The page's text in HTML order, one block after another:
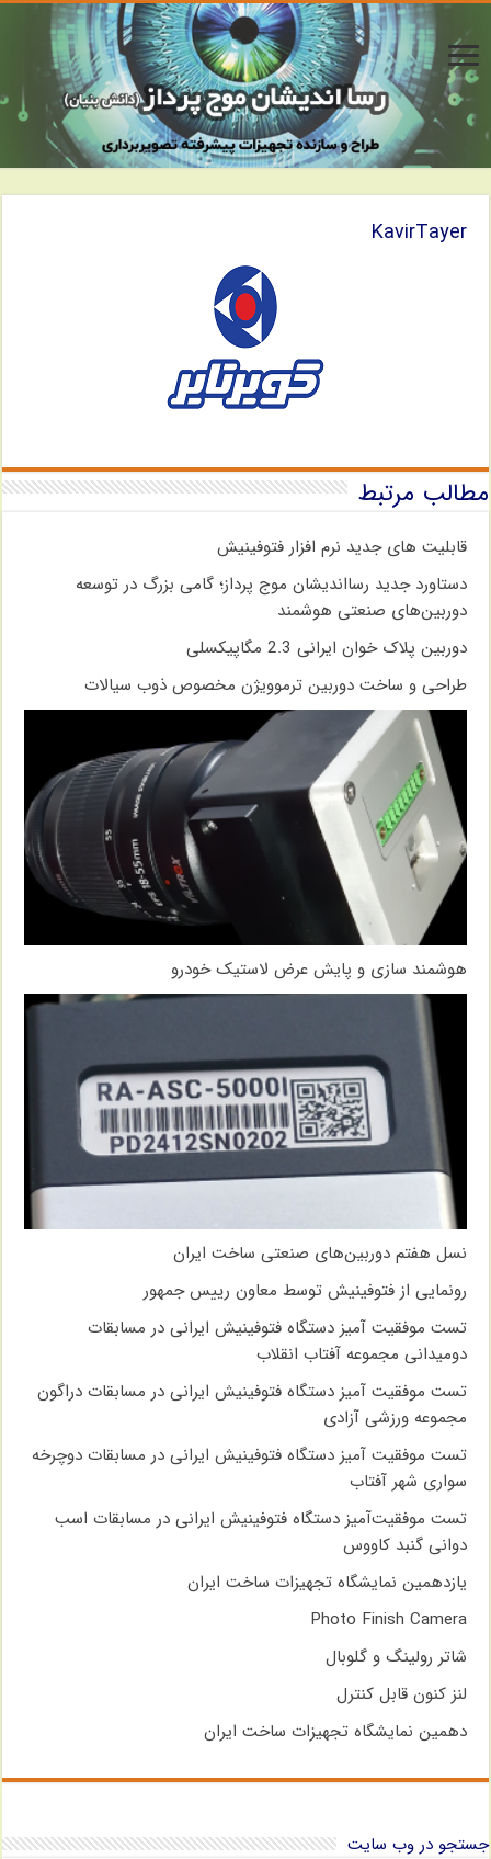
KavirTayer
مطالب مرتبط
قابلیت های جدید نرم افزار فتوفینیش
دستاورد جدید رسااندیشان موج پرداز؛ گامی بزرگ در توسعه
دوربین‌های صنعتی هوشمند
دوربین پلاک خوان ایرانی 2.3 مگاپیکسلی
طراحی و ساخت دوربین ترموویژن مخصوص ذوب سیالات
هوشمند سازی و پایش عرض لاستیک خودرو
نسل هفتم دوربین‌های صنعتی ساخت ایران
رونمایی از فتوفینیش توسط معاون رییس جمهور
تست موفقیت آمیز دستگاه فتوفینیش ایرانی در مسابقات
دومیدانی مجموعه آفتاب انقلاب
تست موفقیت آمیز دستگاه فتوفینیش ایرانی در مسابقات دراگون
مجموعه ورزشی آزادی
تست موفقیت آمیز دستگاه فتوفینیش ایرانی در مسابقات دوچرخه
سواری شهر آفتاب
تست موفقیت‌آمیز دستگاه فتوفینیش ایرانی در مسابقات اسب
دوانی گنبد کاووس
یازدهمین نمایشگاه تجهیزات ساخت ایران
Photo Finish Camera
شاتر رولینگ و گلوبال
لنز کنون قابل کنترل
دهمین نمایشگاه تجهیزات ساخت ایران
جستجو در وب سایت